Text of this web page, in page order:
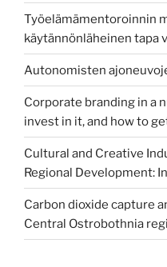
Työelämämentoroinnin
käytännönläheinen tapa
Autonomisten
Corporate branding in a
invest in it, and how to
Cultural and Creative
Regional Development:
Carbon dioxide capture
Central Ostrobothnia